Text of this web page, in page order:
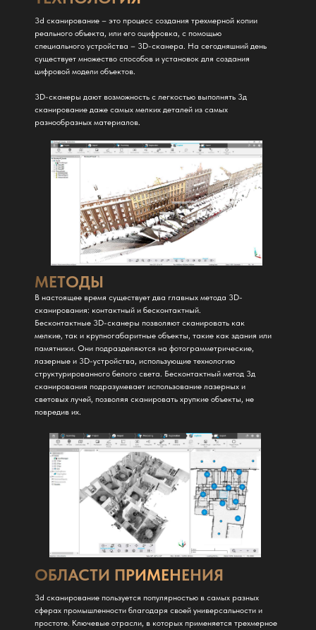
3d сканирование – это процесс создания трехмерной копии
реального объекта, или его оцифровка, с помощью
специального устройства – 3D-сканера. На сегодняшний день
существует множество способов и установок для создания
цифровой модели объектов.
3D-сканеры дают возможность с легкостью выполнять 3д
сканирование даже самых мелких деталей из самых
разнообразных материалов.
МЕТОДЫ
В настоящее время существует два главных метода 3D-
сканирования: контактный и бесконтактный.
Бесконтактные 3D-сканеры позволяют сканировать как
мелкие, так и крупногабаритные объекты, такие как здания или
памятники. Они подразделяются на фотограмметрические,
лазерные и 3D-устройства, использующие технологию
структурированного белого света. Бесконтактный метод 3д
сканирования подразумевает использование лазерных и
световых лучей, позволяя сканировать хрупкие объекты, не
повредив их.
ОБЛАСТИ ПРИМЕНЕНИЯ
3d сканирование пользуется популярностью в самых разных
сферах промышленности благодаря своей универсальности и
простоте. Ключевые отрасли, в которых применяется трехмерное